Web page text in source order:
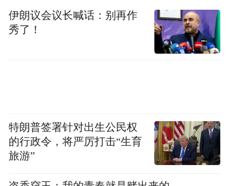
“千人千村千户新春送温暖”活动现场。
家中慰问。（通讯员 姜宁）
“特别声明：以上作品内容(包括在内的视频、图片或音
布，本平台仅提供信息存储空间服务。
伊朗议会议长喊话：别再作
秀了！
特朗普签署针对出生公民权
的行政令，将严厉打击“生育
旅游”